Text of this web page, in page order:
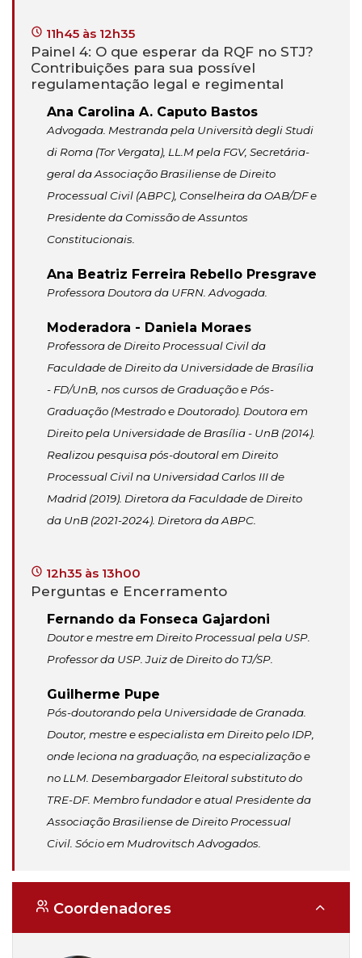
11h45 às 12h35
Painel 4: O que esperar da RQF no STJ?
Contribuições para sua possível
regulamentação legal e regimental
Ana Carolina A. Caputo Bastos
Advogada. Mestranda pela Università degli Studi
di Roma (Tor Vergata), LL.M pela FGV, Secretária-
geral da Associação Brasiliense de Direito
Processual Civil (ABPC), Conselheira da OAB/DF e
Presidente da Comissão de Assuntos
Constitucionais.
Ana Beatriz Ferreira Rebello Presgrave
Professora Doutora da UFRN. Advogada.
Moderadora - Daniela Moraes
Professora de Direito Processual Civil da
Faculdade de Direito da Universidade de Brasília
- FD/UnB, nos cursos de Graduação e Pós-
Graduação (Mestrado e Doutorado). Doutora em
Direito pela Universidade de Brasília - UnB (2014).
Realizou pesquisa pós-doutoral em Direito
Processual Civil na Universidad Carlos III de
Madrid (2019). Diretora da Faculdade de Direito
da UnB (2021-2024). Diretora da ABPC.
12h35 às 13h00
Perguntas e Encerramento
Fernando da Fonseca Gajardoni
Doutor e mestre em Direito Processual pela USP.
Professor da USP. Juiz de Direito do TJ/SP.
Guilherme Pupe
Pós-doutorando pela Universidade de Granada.
Doutor, mestre e especialista em Direito pelo IDP,
onde leciona na graduação, na especialização e
no LLM. Desembargador Eleitoral substituto do
TRE-DF. Membro fundador e atual Presidente da
Associação Brasiliense de Direito Processual
Civil. Sócio em Mudrovitsch Advogados.
Coordenadores